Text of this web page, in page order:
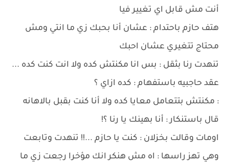
أنت مش قابل اي تغيير فيا
هتف حازم باحتدام : عشان أنا بحبك زي ما انتي ومش
محتاج تتغيري عشان احبك
تنهدت رنا بثقل : بس انا مكنتش كده ولا انت كنت كده ...
عقد حاجبيه باستفهام : كده ازاي ؟
: مكنتش بتتعامل معايا كده ولا أنا كنت بقبل بالاهانه
قال باستنكار : أنا بهينك يا رنا ؟!
اومات وقالت بخزلان : كنت يا حازم ...!! تنهدت وتابعت
وهي تهز راسها : اه مش هنكر انك مؤخرا رجعت زي ما